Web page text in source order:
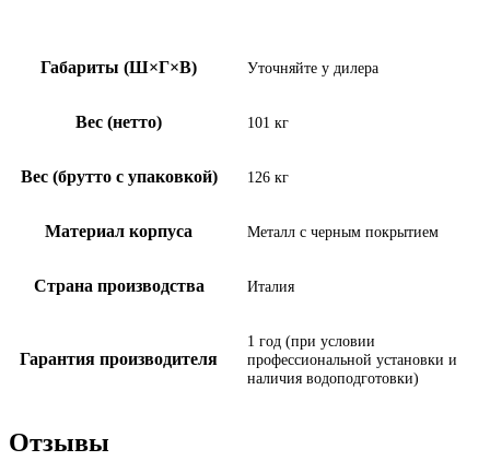
Габариты (Ш×Г×В) Уточняйте у дилера
Вес (нетто) 101 кг
Вес (брутто с упаковкой) 126 кг
Материал корпуса Металл с черным покрытием
Страна производства Италия
Гарантия производителя
1 год (при условии
профессиональной установки и
наличия водоподготовки)
Отзывы